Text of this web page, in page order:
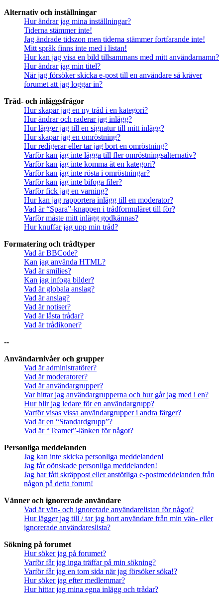
Alternativ och inställningar
Hur ändrar jag mina inställningar?
Tiderna stämmer inte!
Jag ändrade tidszon men tiderna stämmer fortfarande inte!
Mitt språk finns inte med i listan!
Hur kan jag visa en bild tillsammans med mitt användarnamn?
Hur ändrar jag min titel?
När jag försöker skicka e-post till en användare så kräver
forumet att jag loggar in?
Tråd- och inläggsfrågor
Hur skapar jag en ny tråd i en kategori?
Hur ändrar och raderar jag inlägg?
Hur lägger jag till en signatur till mitt inlägg?
Hur skapar jag en omröstning?
Hur redigerar eller tar jag bort en omröstning?
Varför kan jag inte lägga till fler omröstningsalternativ?
Varför kan jag inte komma åt en kategori?
Varför kan jag inte rösta i omröstningar?
Varför kan jag inte bifoga filer?
Varför fick jag en varning?
Hur kan jag rapportera inlägg till en moderator?
Vad är “Spara”-knappen i trådformuläret till för?
Varför måste mitt inlägg godkännas?
Hur knuffar jag upp min tråd?
Formatering och trådtyper
Vad är BBCode?
Kan jag använda HTML?
Vad är smilies?
Kan jag infoga bilder?
Vad är globala anslag?
Vad är anslag?
Vad är notiser?
Vad är låsta trådar?
Vad är trådikoner?
--
Användarnivåer och grupper
Vad är administratörer?
Vad är moderatorer?
Vad är användargrupper?
Var hittar jag användargrupperna och hur går jag med i en?
Hur blir jag ledare för en användargrupp?
Varför visas vissa användargrupper i andra färger?
Vad är en “Standardgrupp”?
Vad är “Teamet”-länken för något?
Personliga meddelanden
Jag kan inte skicka personliga meddelanden!
Jag får oönskade personliga meddelanden!
Jag har fått skräppost eller anstötliga e-postmeddelanden från
någon på detta forum!
Vänner och ignorerade användare
Vad är vän- och ignorerade användarelistan för något?
Hur lägger jag till / tar jag bort användare från min vän- eller
ignorerade användareslista?
Sökning på forumet
Hur söker jag på forumet?
Varför får jag inga träffar på min sökning?
Varför får jag en tom sida när jag försöker söka!?
Hur söker jag efter medlemmar?
Hur hittar jag mina egna inlägg och trådar?